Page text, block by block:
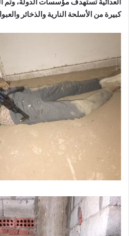
كبيرة من الأسلحة النارية والذخائر